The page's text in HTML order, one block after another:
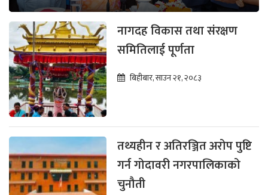
नागदह विकास तथा संरक्षण
समितिलाई पूर्णता
बिहीबार, साउन २१, २०८३
तथ्यहीन र अतिरञ्जित अरोप पुष्टि
गर्न गोदावरी नगरपालिकाको
चुनौती